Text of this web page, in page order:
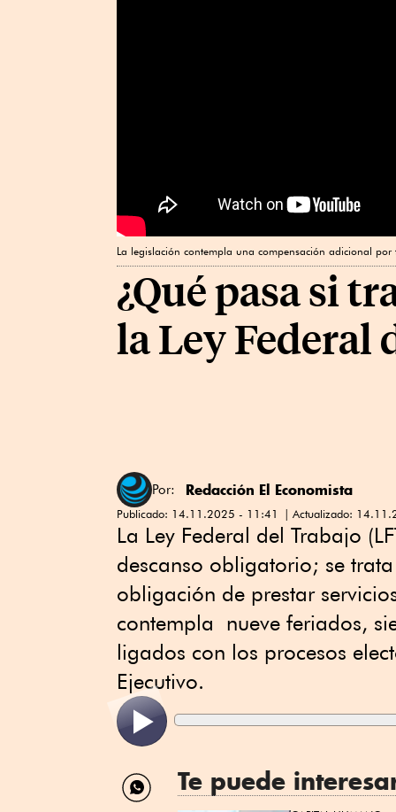
La legislación contempla una compensación adicional
¿Qué pasa si
la Ley Federal
Por: Redacción El Economista
Publicado: 14.11.2025 - 11:41 Actualizado:
La Ley Federal del Trabajo
descanso obligatorio; se
obligación de prestar
contempla nueve feriados,
ligados con los procesos
Ejecutivo.
Compartir
por
Te puede